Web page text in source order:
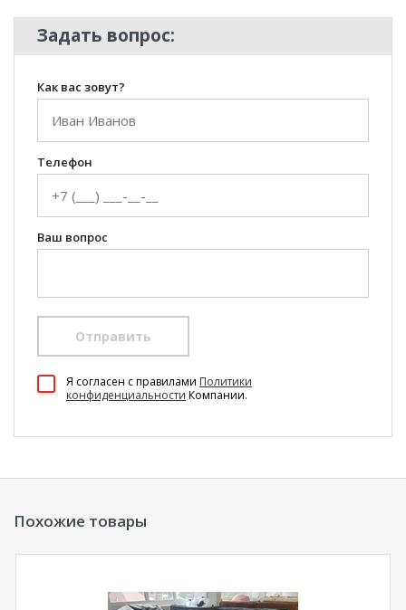
Задать вопрос:
Как вас зовут?
Телефон
Ваш вопрос
Отправить
Я согласен c правилами Политики
конфиденциальности Компании.
Похожие товары